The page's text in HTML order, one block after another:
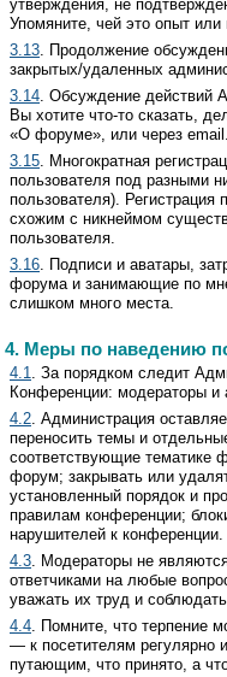
утверждения, не
Упомяните, чей это опыт или
3.13 . Продолжение
закрытых/удаленных
3.14 . Обсуждение действий
Вы хотите что-то сказать,
«О форуме», или через email.
3.15 . Многократная
пользователя под разными
пользователя). Регистрация
схожим с никнеймом
пользователя.
3.16 . Подписи и аватары,
форума и занимающие по
слишком много места.
4. Меры по наведению
4.1
. За порядком следит
Конференции: модераторы и
4.2 . Администрация
переносить темы и
соответствующие тематике
форум; закрывать или
установленный порядок и
правилам конференции;
нарушителей к конференции.
4.3 . Модераторы не
ответчиками на любые
уважать их труд и соблюдать
4.4 . Помните, что терпение
— к посетителям регулярно
путающим, что принято, а